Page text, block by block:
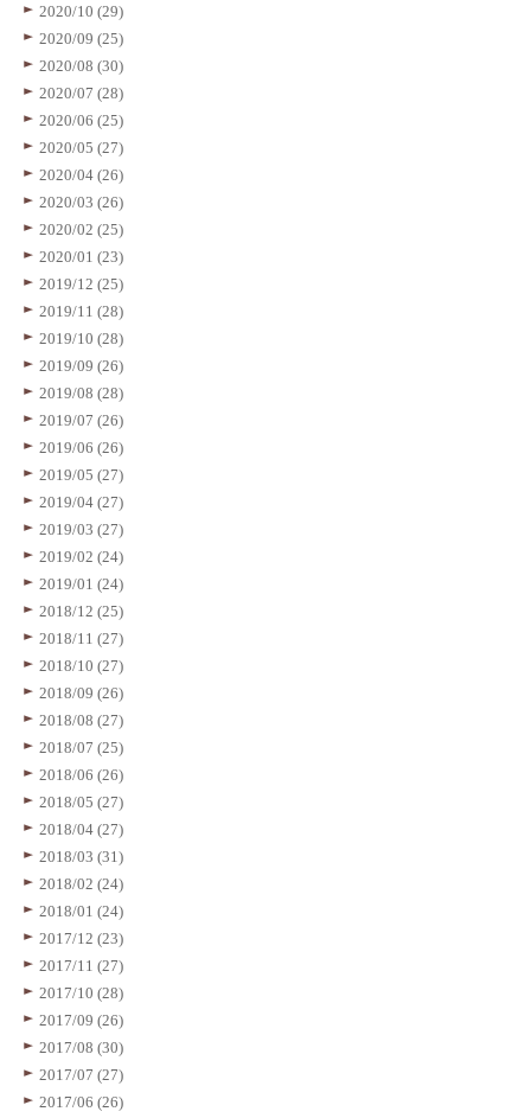
2020/10 (29)
2020/09 (25)
2020/08 (30)
2020/07 (28)
2020/06 (25)
2020/05 (27)
2020/04 (26)
2020/03 (26)
2020/02 (25)
2020/01 (23)
2019/12 (25)
2019/11 (28)
2019/10 (28)
2019/09 (26)
2019/08 (28)
2019/07 (26)
2019/06 (26)
2019/05 (27)
2019/04 (27)
2019/03 (27)
2019/02 (24)
2019/01 (24)
2018/12 (25)
2018/11 (27)
2018/10 (27)
2018/09 (26)
2018/08 (27)
2018/07 (25)
2018/06 (26)
2018/05 (27)
2018/04 (27)
2018/03 (31)
2018/02 (24)
2018/01 (24)
2017/12 (23)
2017/11 (27)
2017/10 (28)
2017/09 (26)
2017/08 (30)
2017/07 (27)
2017/06 (26)